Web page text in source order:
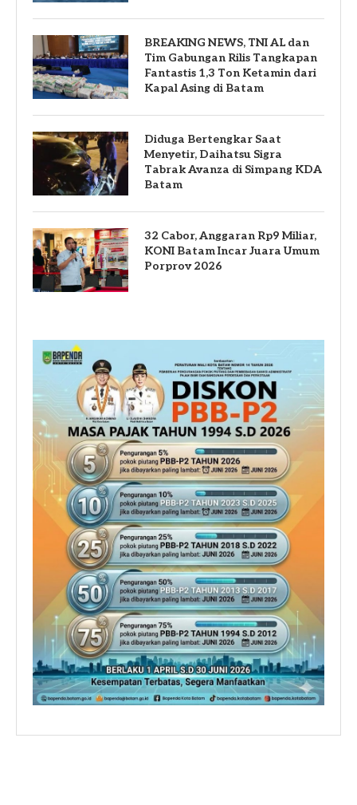
BREAKING NEWS, TNI AL dan
Tim Gabungan Rilis Tangkapan
Fantastis 1,3 Ton Ketamin dari
Kapal Asing di Batam
Diduga Bertengkar Saat
Menyetir, Daihatsu Sigra
Tabrak Avanza di Simpang KDA
Batam
32 Cabor, Anggaran Rp9 Miliar,
KONI Batam Incar Juara Umum
Porprov 2026